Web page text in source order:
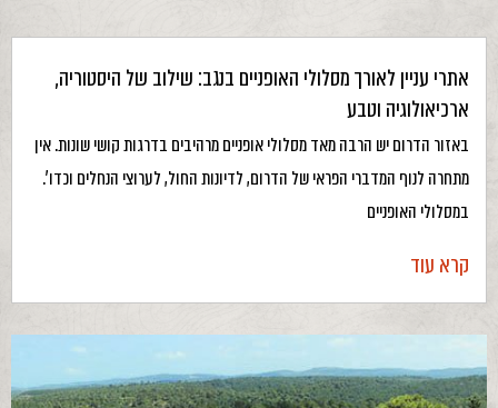
אתרי עניין לאורך מסלולי האופניים בנגב: שילוב של היסטוריה,
ארכיאולוגיה וטבע
באזור הדרום יש הרבה מאד מסלולי אופניים מרהיבים בדרגות קושי שונות. אין
מתחרה לנוף המדברי הפראי של הדרום, לדיונות החול, לערוצי הנחלים וכדו'.
במסלולי האופניים
קרא עוד